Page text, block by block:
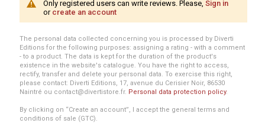
Only registered users can write reviews. Please, Sign in
or create an account
The personal data collected concerning you is processed by Diverti
Editions for the following purposes: assigning a rating - with a comment
- to a product. The data is kept for the duration of the product's
existence in the website's catalogue. You have the right to access,
rectify, transfer and delete your personal data. To exercise this right,
please contact: Diverti Editions, 17, avenue du Cerisier Noir, 86530
Naintré ou contact@divertistore.fr. Personal data protection policy.
By clicking on “Create an account”, I accept the general terms and
conditions of sale (GTC).